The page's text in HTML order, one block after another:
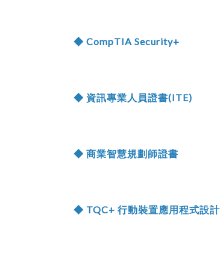
◆ CompTIA Security+
◆ 資訊專業人員證書(ITE)
◆ 商業智慧規劃師證書
◆ TQC+ 行動裝置應用程式設計